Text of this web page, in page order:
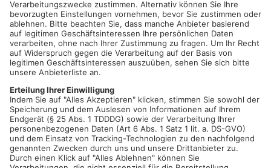
1 / 18
Jürgen Herzing zur Nominierung: